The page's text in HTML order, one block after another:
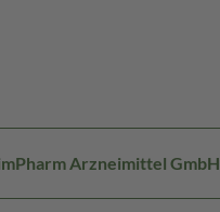
Arzneimittel GmbH